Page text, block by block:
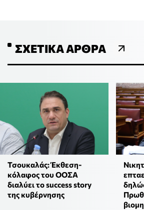
ΣΧΕΤΙΚΆ ΆΡΘΡΑ
Τσουκαλάς: Έκθεση-
κόλαφος του ΟΟΣΑ
διαλύει το success story
της κυβέρνησης